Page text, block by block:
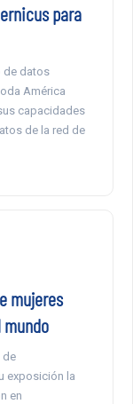
para
de datos
América
capacidades
de la red de
mujeres
de
exposición la
en